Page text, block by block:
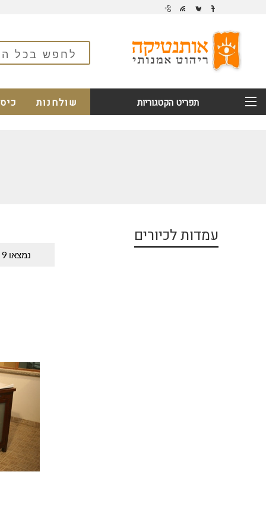
שולחנות תפריט הקטגוריות
עמדות לכיורים
נמצאו 9 מוצרים.